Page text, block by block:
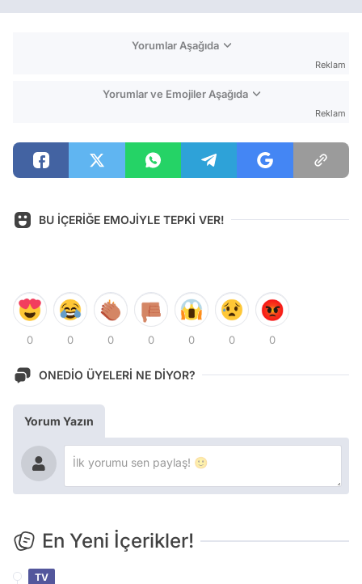
Yorumlar Aşağıda
Reklam
Yorumlar ve Emojiler Aşağıda
Reklam
BU İÇERİĞE EMOJİYLE TEPKİ VER!
0 0 0 0 0 0 0
ONEDİO ÜYELERİ NE DİYOR?
Yorum Yazın
En Yeni İçerikler!
TV